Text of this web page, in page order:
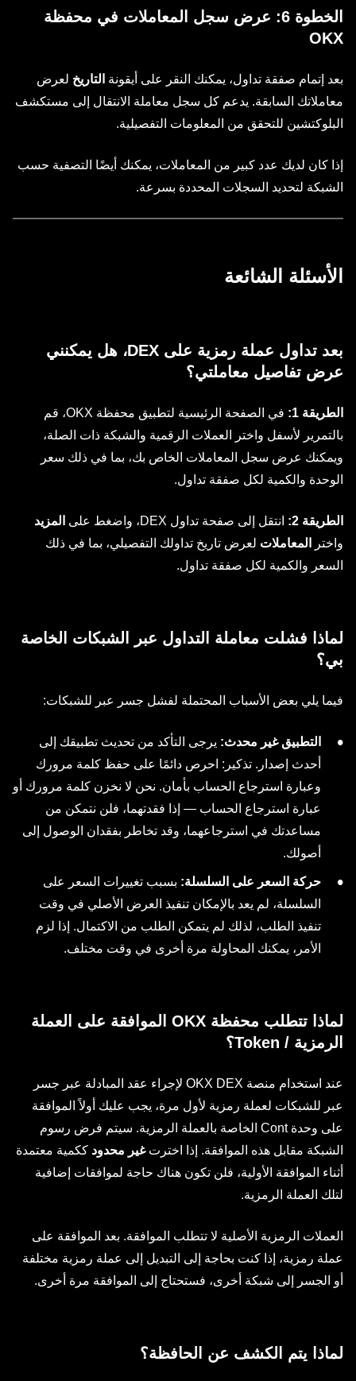
الخطوة 6: عرض سجل المعاملات في محفظة
OKX
بعد إتمام صفقة تداول، يمكنك النقر على أيقونة التاريخ لعرض
معاملاتك السابقة. يدعم كل سجل معاملة الانتقال إلى مستكشف
البلوكتشين للتحقق من المعلومات التفصيلية.
إذا كان لديك عدد كبير من المعاملات، يمكنك أيضًا التصفية حسب
الشبكة لتحديد السجلات المحددة بسرعة.
الأسئلة الشائعة
بعد تداول عملة رمزية على DEX، هل يمكنني
عرض تفاصيل معاملتي؟
الطريقة 1:
في الصفحة الرئيسية لتطبيق محفظة OKX، قم
بالتمرير لأسفل واختر العملات الرقمية والشبكة ذات الصلة،
ويمكنك عرض سجل المعاملات الخاص بك، بما في ذلك سعر
الوحدة والكمية لكل صفقة تداول.
الطريقة 2: انتقل إلى صفحة تداول DEX، واضغط على
المزيد
واختر
المعاملات لعرض تاريخ تداولك التفصيلي، بما في ذلك
السعر والكمية لكل صفقة تداول.
لماذا فشلت معاملة التداول عبر الشبكات الخاصة
بي؟
فيما يلي بعض الأسباب المحتملة لفشل جسر عبر للشبكات:
التطبيق غير محدث: يرجى التأكد من تحديث تطبيقك إلى
أحدث إصدار. تذكير: احرص دائمًا على حفظ كلمة مرورك
وعبارة استرجاع الحساب بأمان. نحن لا نخزن كلمة مرورك أو
عبارة استرجاع الحساب — إذا فقدتهما، فلن نتمكن من
مساعدتك في استرجاعهما، وقد تخاطر بفقدان الوصول إلى
أصولك.
حركة السعر على السلسلة: بسبب تغييرات السعر على
السلسلة، لم يعد بالإمكان تنفيذ العرض الأصلي في وقت
تنفيذ الطلب، لذلك لم يتمكن الطلب من الاكتمال. إذا لزم
الأمر، يمكنك المحاولة مرة أخرى في وقت مختلف.
لماذا تتطلب محفظة OKX الموافقة على العملة
الرمزية / Token؟
عند استخدام منصة OKX DEX لإجراء عقد المبادلة عبر جسر
عبر للشبكات لعملة رمزية لأول مرة، يجب عليك أولاً الموافقة
على وحدة Cont الخاصة بالعملة الرمزية. سيتم فرض رسوم
الشبكة مقابل هذه الموافقة. إذا اخترتغير محدود ككمية معتمدة
أثناء الموافقة الأولية، فلن تكون هناك حاجة لموافقات إضافية
لتلك العملة الرمزية.
العملات الرمزية الأصلية لا تتطلب الموافقة. بعد الموافقة على
عملة رمزية، إذا كنت بحاجة إلى التبديل إلى عملة رمزية مختلفة
أو الجسر إلى شبكة أخرى، فستحتاج إلى الموافقة مرة أخرى.
لماذا يتم الكشف عن الحافظة؟